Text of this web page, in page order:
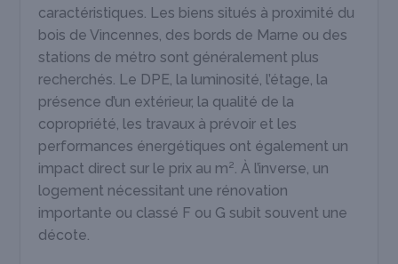
caractéristiques. Les biens situés à proximité du
bois de Vincennes, des bords de Marne ou des
stations de métro sont généralement plus
recherchés. Le DPE, la luminosité, l’étage, la
présence d’un extérieur, la qualité de la
copropriété, les travaux à prévoir et les
performances énergétiques ont également un
impact direct sur le prix au m². À l’inverse, un
logement nécessitant une rénovation
importante ou classé F ou G subit souvent une
décote.